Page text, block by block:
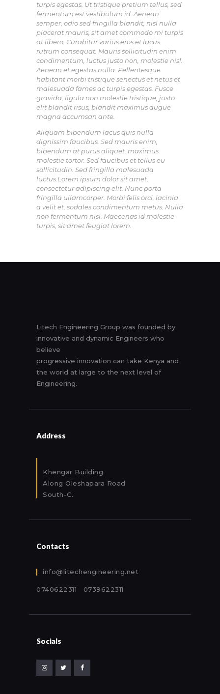
turpis egestas. Ut tristique pretium tellus, sed
fermentum est vestibulum id. Aenean
semper, odio sed fringilla blandit, nisl nulla
placerat mauris, sit amet commodo mi turpis
at libero. Curabitur varius eros et lacus
rutrum consequat. Mauris sollicitudin enim
condimentum, luctus justo non, molestie nisl.
Aenean et egestas nulla. Pellentesque
habitant morbi tristique senectus et netus et
malesuada fames ac turpis egestas. Fusce
gravida, ligula non molestie tristique, justo
elit blandit risus, blandit maximus augue
magna accumsan ante.
Aliquam bibendum lacus quis nulla
dignissim faucibus. Sed mauris enim,
bibendum at purus aliquet, maximus
molestie tortor. Sed faucibus et tellus eu
sollicitudin. Sed fringilla malesuada
luctus.Lorem ipsum dolor sit amet,
consectetur adipiscing elit. Nunc porta
fringilla ullamcorper. Morbi felis orci, lacinia
a velit et, sodales condimentum metus. Nulla
non fermentum nisl. Maecenas id molestie
turpis, sit amet feugiat lorem.
Litech Engineering Group was founded by
innovative and dynamic Engineers who
believe
progressive innovation can take Kenya and
the world at large to the next level of
Engineering.
Address
Khengar Building
Along Oleshapara Road
South-C.
Contacts
info@litechengineering.net
0740622311 0739622311
Socials